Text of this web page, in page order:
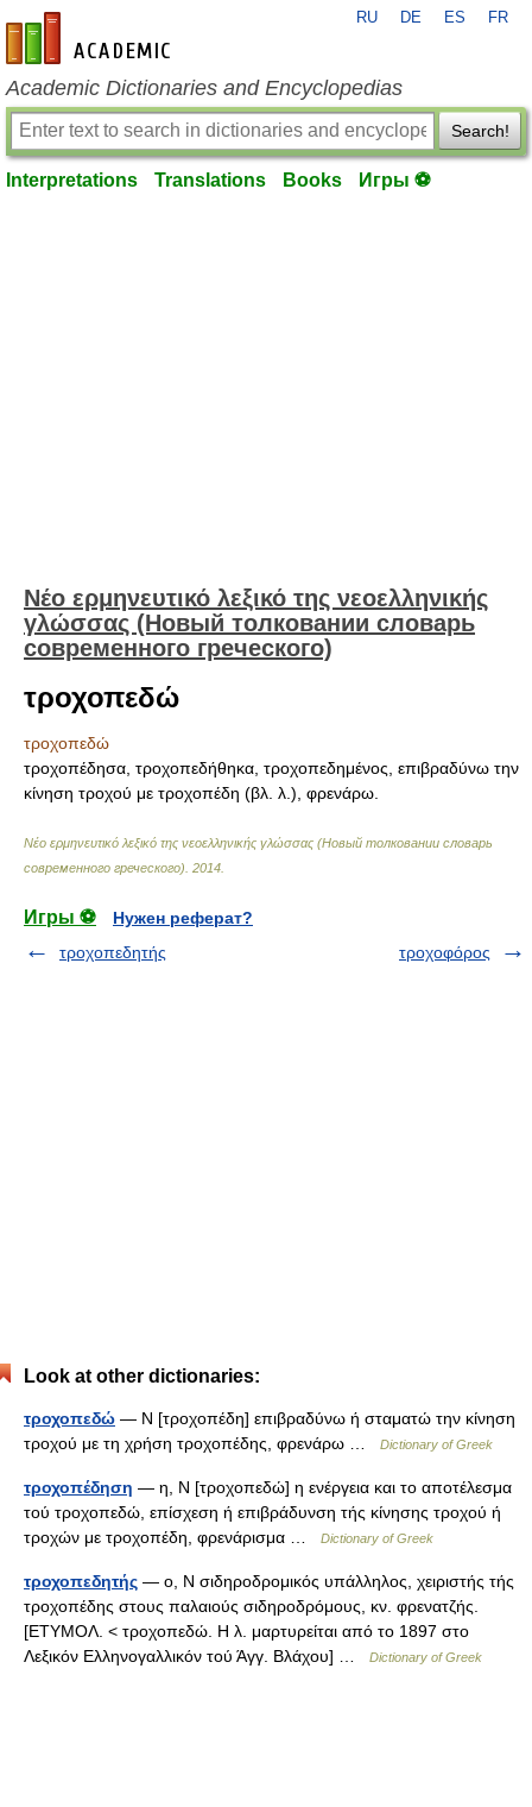
en-academic.com
RU DE ES FR
Academic Dictionaries and Encyclopedias
Search!
Interpretations Translations Books Игры ⚽
Νέο ερμηνευτικό λεξικό της νεοελληνικής
γλώσσας (Новый толковании словарь
современного греческого)
τροχοπεδώ
τροχοπεδώ
τροχοπέδησα, τροχοπεδήθηκα, τροχοπεδημένος, επιβραδύνω την
κίνηση τροχού με τροχοπέδη (βλ. λ.), φρενάρω.
Νέο ερμηνευτικό λεξικό της νεοελληνικής γλώσσας (Новый толковании словарь
современного греческого) 2014
Игры ⚽
Нужен реферат?
τροχοπεδητής
τροχοφόρος
Look at other dictionaries:
τροχοπεδώ — Ν [τροχοπέδη] επιβραδύνω ή σταματώ την κίνηση
τροχού με τη χρήση τροχοπέδης, φρενάρω …
Dictionary of Greek
τροχοπέδηση — η, Ν [τροχοπεδώ] η ενέργεια και το αποτέλεσμα
τού τροχοπεδώ, επίσχεση ή επιβράδυνση τής κίνησης τροχού ή
τροχών με τροχοπέδη, φρενάρισμα …
Dictionary of Greek
τροχοπεδητής — ο, Ν σιδηροδρομικός υπάλληλος, χειριστής τής
τροχοπέδης στους παλαιούς σιδηροδρόμους, κν. φρενατζής.
[ΕΤΥΜΟΛ. < τροχοπεδώ. Η λ. μαρτυρείται από το 1897 στο
Λεξικόν Ελληνογαλλικόν τού Άγγ. Βλάχου] …
Dictionary of Greek